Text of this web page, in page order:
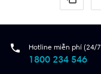
Hotline miễn phí (24/
1800 234 546